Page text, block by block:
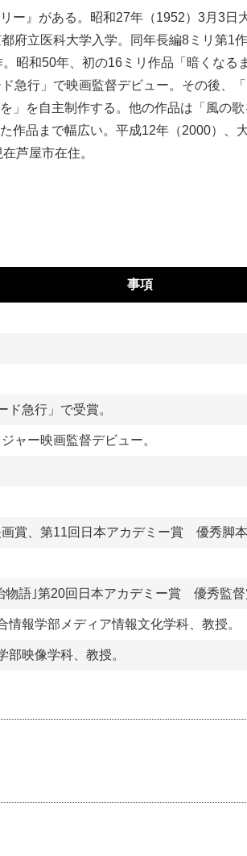
ー』がある。 昭和27年（1952）3月3日
府立医科大学入学。同年長編8ミリ第1
昭和50年、初の16ミリ作品「暗くなる
急行」で映画監督デビュー。その後、
」を自主制作する。他の作品は「風の
作品まで幅広い。平成12年（2000）、
芦屋市在住。
事項
ド急行」で受賞。
ャー映画監督デビュー。
画賞、第11回日本アカデミー賞 優秀脚
物語｣第20回日本アカデミー賞 優秀監
報学部メディア情報文化学科、教授。
映像学科、教授。